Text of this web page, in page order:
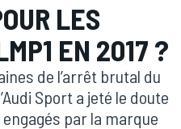
LES
EN 2017 ?
de l’arrêt brutal du
Sport a jeté le doute
par la marque